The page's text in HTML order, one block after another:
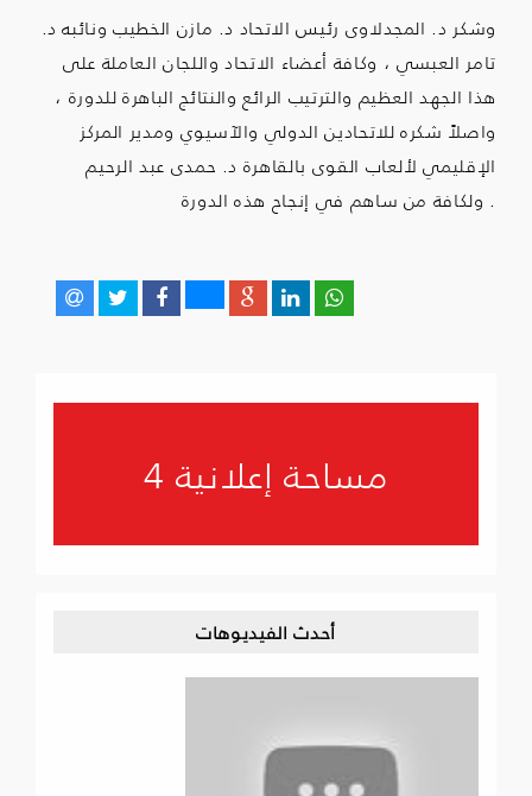
وشكر د. المجدلاوى رئيس الاتحاد د. مازن الخطيب ونائبه د.
تامر العبسي ، وكافة أعضاء الاتحاد واللجان العاملة على
هذا الجهد العظيم والترتيب الرائع والنتائج الباهرة للدورة ،
واصلاً شكره للاتحادين الدولي والآسيوي ومدير المركز
الإقليمي لألعاب القوى بالقاهرة د. حمدى عبد الرحيم
ولكافة من ساهم في إنجاح هذه الدورة .
مساحة إعلانية 4
أحدث الفيديوهات